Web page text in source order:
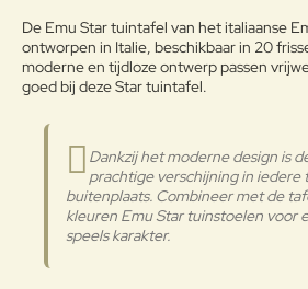
Onderhoudsadvies
afgesloten
bewaren
wordt
producten
g:
HTML-code wordt niet
Waardering:
Waarderin
Slecht
Verder
De Emu Star tuintafel van het italiaanse
ontworpen in Italie, beschikbaar in 20
moderne en tijdloze ontwerp passen
goed bij deze Star tuintafel.
Dankzij het moderne design is
prachtige verschijning in iedere
buitenplaats. Combineer met de
kleuren Emu Star tuinstoelen voor
speels karakter.